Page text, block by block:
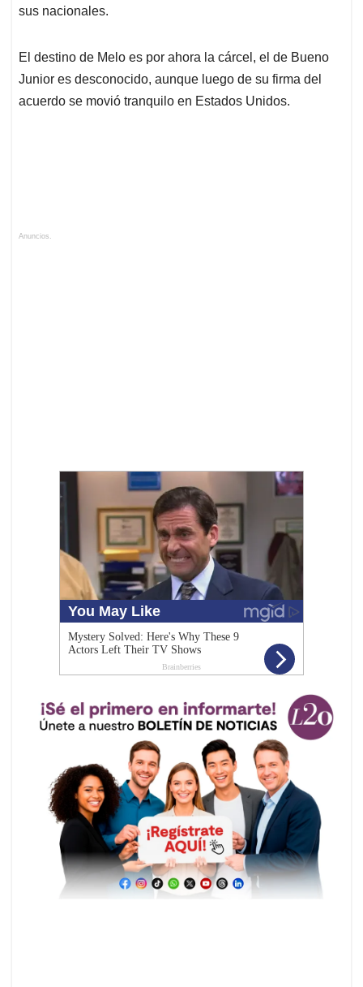
sus nacionales.
El destino de Melo es por ahora la cárcel, el de Bueno
Junior es desconocido, aunque luego de su firma del
acuerdo se movió tranquilo en Estados Unidos.
Anuncios.